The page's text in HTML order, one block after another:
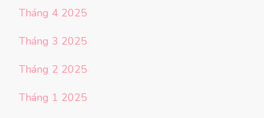
Tháng 4 2025
Tháng 3 2025
Tháng 2 2025
Tháng 1 2025